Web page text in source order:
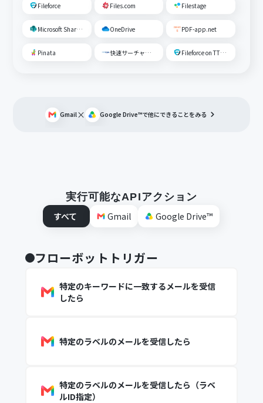
Fileforce Files.com Filestage
Microsoft SharePoint OneDrive PDF-app.net
Pinata 快速サーチャーGX Fileforce on TTS Cloud
Gmail× Google Drive™で他にできることをみる
実行可能なAPIアクション
すべて
Gmail Google Drive™
フローボットトリガー
特定のキーワードに一致するメールを受信
したら
特定のラベルのメールを受信したら
特定のラベルのメールを受信したら（ラベ
ルID指定）